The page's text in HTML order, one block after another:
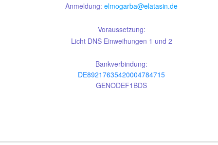
Anmeldung:elmogarba@elatasin.de
Voraussetzung:
Licht DNS Einweihungen 1 und 2
Bankverbindung:
DE89217635420004784715
GENODEF1BDS